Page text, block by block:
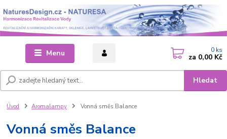
Menu
Hledat
0 ks
za 0,00 Kč
Úvod Aromalampy Vonná směs Balance
Vonná směs Balance